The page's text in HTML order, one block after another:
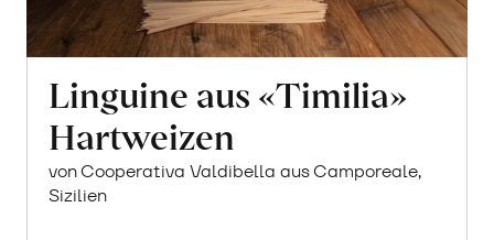
Linguine aus «Timilia»
Hartweizen
von Cooperativa Valdibella aus Camporeale,
Sizilien